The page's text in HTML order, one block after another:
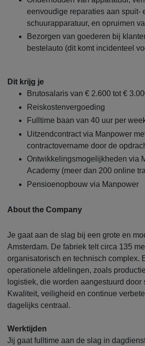
eenvoudige reparaties aan spuit-
schuurapparatuur, en opruimen
Bezorgen van goederen bij
bestelauto (dit komt incidenteel
Dit krijg je
Brutosalaris van € 2.600 tot €
Reiskostenvergoeding
Fulltime baan van 40 uur per
Uitzendcontract via Manpower
contractovername door de
Ontwikkelingsmogelijkheden via
Academy (meer dan 200 online
Pensioenopbouw via Manpower
About the Company
Je gaat aan de slag bij een grote en
Amsterdam. De fabriek telt circa 135
organisatorisch en technisch complex.
operationele afdelingen, zoals
logistiek, die worden aangestuurd door
Kwaliteit, veiligheid en continue
dagelijks centraal.
Werktijden
Jij gaat fulltime aan de slag in